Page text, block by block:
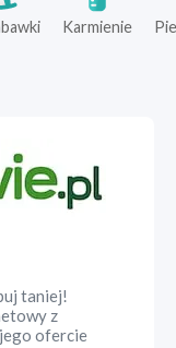
Karmienie
taniej!
z
ofercie